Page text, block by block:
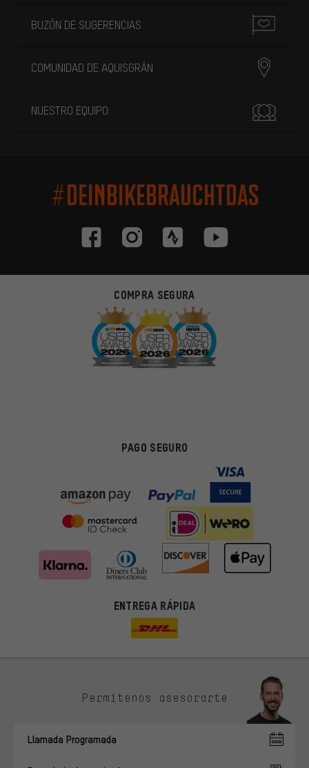
BUZÓN DE SUGERENCIAS
COMUNIDAD DE AQUISGRÁN
NUESTRO EQUIPO
#DEINBIKEBRAUCHTDAS
COMPRA SEGURA
PAGO SEGURO
ENTREGA RÁPIDA
Permítenos asesorarte
Llamada Programada
ti. Las cookies de marketing nos ayudan a identificar tus